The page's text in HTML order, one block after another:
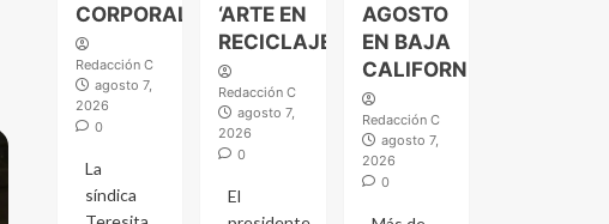
CORPORALES
Redacción C
agosto 7,
2026
0
La
síndica
‘ARTE EN
RECICLAJE’
Redacción C
agosto 7,
2026
0
El
AGOSTO
EN BAJA
CALIFORNIA
Redacción C
agosto 7,
2026
0